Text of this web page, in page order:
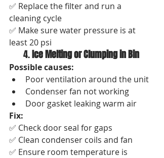
✅ Replace the filter and run a
cleaning cycle
✅ Make sure water pressure is at
least 20 psi
4. Ice Melting or Clumping in Bin
Possible causes:
Poor ventilation around the unit
Condenser fan not working
Door gasket leaking warm air
Fix:
✅ Check door seal for gaps
✅ Clean condenser coils and fan
✅ Ensure room temperature is